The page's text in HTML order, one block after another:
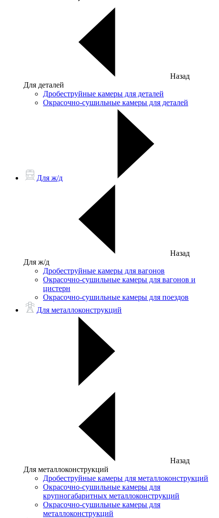
Назад
Для деталей
Дробеструйные камеры для деталей
Окрасочно-сушильные камеры для деталей
Для ж/д
Назад
Для ж/д
Дробеструйные камеры для вагонов
Окрасочно-сушильные камеры для вагонов и
цистерн
Окрасочно-сушильные камеры для поездов
Для металлоконструкций
Назад
Для металлоконструкций
Дробеструйные камеры для металлоконструкций
Окрасочно-сушильные камеры для
крупногабаритных металлоконструкций
Окрасочно-сушильные камеры для
металлоконструкций